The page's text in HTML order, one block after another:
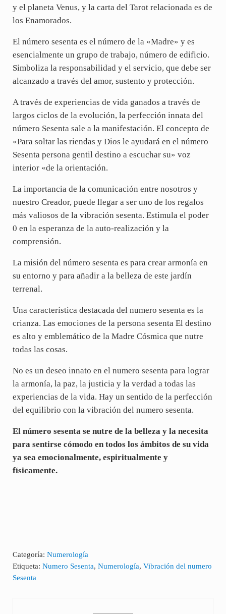
y el planeta Venus, y la carta del Tarot relacionada es de
los Enamorados.
El número sesenta es el número de la «Madre» y es
esencialmente un grupo de trabajo, número de edificio.
Simboliza la responsabilidad y el servicio, que debe ser
alcanzado a través del amor, sustento y protección.
A través de experiencias de vida ganados a través de
largos ciclos de la evolución, la perfección innata del
número Sesenta sale a la manifestación. El concepto de
«Para soltar las riendas y Dios le ayudará en el número
Sesenta persona gentil destino a escuchar su» voz
interior «de la orientación.
La importancia de la comunicación entre nosotros y
nuestro Creador, puede llegar a ser uno de los regalos
más valiosos de la vibración sesenta. Estimula el poder
0 en la esperanza de la auto-realización y la
comprensión.
La misión del número sesenta es para crear armonía en
su entorno y para añadir a la belleza de este jardín
terrenal.
Una característica destacada del numero sesenta es la
crianza. Las emociones de la persona sesenta El destino
es alto y emblemático de la Madre Cósmica que nutre
todas las cosas.
No es un deseo innato en el numero sesenta para lograr
la armonía, la paz, la justicia y la verdad a todas las
experiencias de la vida. Hay un sentido de la perfección
del equilibrio con la vibración del numero sesenta.
El número sesentase nutre de la belleza y la necesita
para sentirse cómodo en todos los ámbitos de su vida
ya sea emocionalmente, espiritualmente y
físicamente.
Categoría: Numerología
Etiqueta: Numero Sesenta, Numerología, Vibración del numero
Sesenta